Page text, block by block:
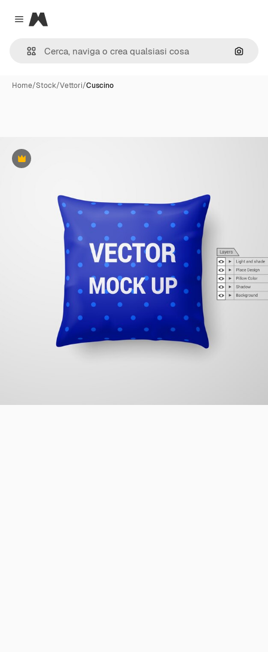
Close menu
Magnific
Cerca
Home/Stock/Vettori/Cuscino
Premium